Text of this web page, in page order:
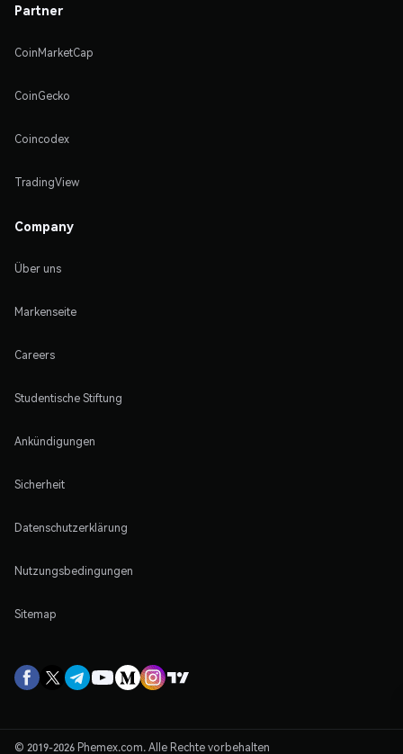
Partner
CoinMarketCap
CoinGecko
Coincodex
TradingView
Company
Über uns
Markenseite
Careers
Studentische Stiftung
Ankündigungen
Sicherheit
Datenschutzerklärung
Nutzungsbedingungen
Sitemap
© 2019-2026 Phemex.com. Alle Rechte vorbehalten